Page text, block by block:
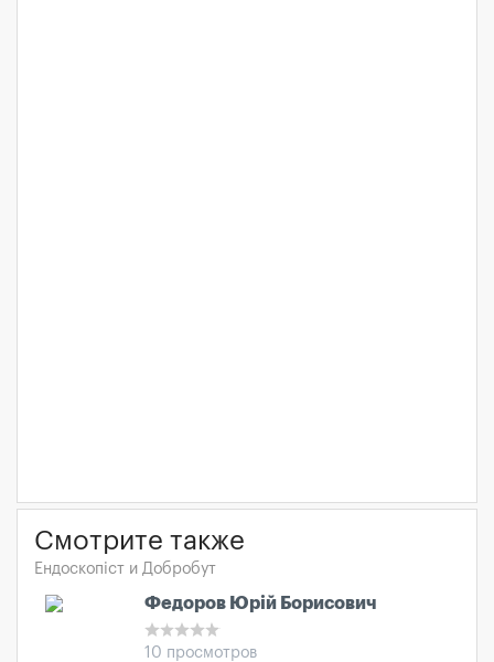
Смотрите также
Ендоскопіст и Добробут
Федоров Юрій Борисович
10 просмотров